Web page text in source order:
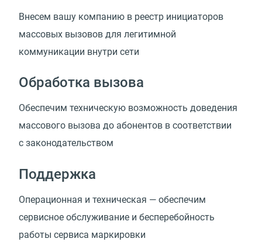
Внесем вашу компанию в реестр инициаторов
массовых вызовов для легитимной
коммуникации внутри сети
Обработка вызова
Обеспечим техническую возможность доведения
массового вызова до абонентов в соответствии
с законодательством
Поддержка
Операционная и техническая — обеспечим
сервисное обслуживание и бесперебойность
работы сервиса маркировки